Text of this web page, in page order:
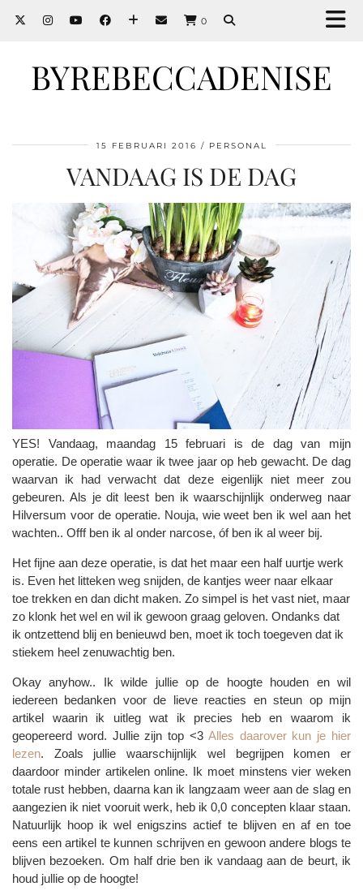
0
BYREBECCADENISE
15 FEBRUARI 2016 PERSONAL
VANDAAG IS DE DAG
YES! Vandaag, maandag 15 februari is de dag van mijn
operatie. De operatie waar ik twee jaar op heb gewacht. De dag
waarvan ik had verwacht dat deze eigenlijk niet meer zou
gebeuren. Als je dit leest ben ik waarschijnlijk onderweg naar
Hilversum voor de operatie. Nouja, wie weet ben ik wel aan het
wachten.. Offf ben ik al onder narcose, óf ben ik al weer bij.
Het fijne aan deze operatie, is dat het maar een half uurtje werk
is. Even het litteken weg snijden, de kantjes weer naar elkaar
toe trekken en dan dicht maken. Zo simpel is het vast niet, maar
zo klonk het wel en wil ik gewoon graag geloven. Ondanks dat
ik ontzettend blij en benieuwd ben, moet ik toch toegeven dat ik
stiekem heel zenuwachtig ben.
Okay anyhow.. Ik wilde jullie op de hoogte houden en wil
iedereen bedanken voor de lieve reacties en steun op mijn
artikel waarin ik uitleg wat ik precies heb en waarom ik
geopereerd word. Jullie zijn top <3 Alles daarover kun je hier
lezen. Zoals jullie waarschijnlijk wel begrijpen komen er
daardoor minder artikelen online. Ik moet minstens vier weken
totale rust hebben, daarna kan ik langzaam weer aan de slag en
aangezien ik niet vooruit werk, heb ik 0,0 concepten klaar staan.
Natuurlijk hoop ik wel enigszins actief te blijven en af en toe
eens een artikel te kunnen schrijven en gewoon andere blogs te
blijven bezoeken. Om half drie ben ik vandaag aan de beurt, ik
houd jullie op de hoogte!